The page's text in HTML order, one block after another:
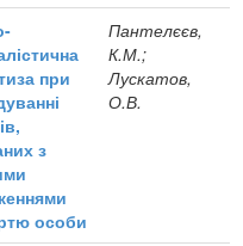
при
з
особи
Пантелєєв,
К.М.;
Лускатов,
О.В.